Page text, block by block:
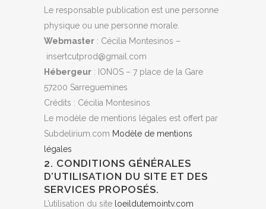
Le responsable publication est une personne
physique ou une personne morale.
Webmaster : Cécilia Montesinos –
insertcutprod@gmail.com
Hébergeur : IONOS – 7 place de la Gare
57200 Sarreguemines
Crédits : Cécilia Montesinos
Le modèle de mentions légales est offert par
Subdelirium.com Modèle de mentions
légales
2. CONDITIONS GÉNÉRALES
D’UTILISATION DU SITE ET DES
SERVICES PROPOSÉS.
L’utilisation du site loeildutemointv.com